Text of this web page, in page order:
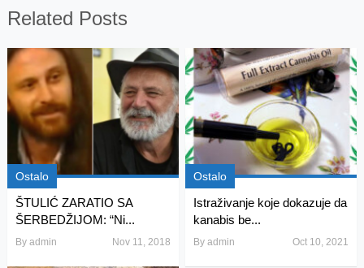
Related Posts
Ostalo
ŠTULIĆ ZARATIO SA
ŠERBEDŽIJOM: “Ni...
By admin Nov 11, 2018
Ostalo
Istraživanje koje dokazuje da
kanabis be...
Byadmin Oct 10, 2021